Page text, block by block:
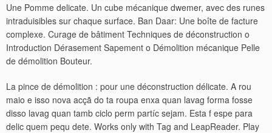
Une Pomme delicate. Un cube mécanique dwemer, avec des runes
intraduisibles sur chaque surface. Ban Daar: Une boîte de facture
complexe. Curage de bâtiment Techniques de déconstruction o
Introduction Dérasement Sapement o Démolition mécanique Pelle
de démolition Bouteur.
La pince de démolition : pour une déconstruction délicate. A rou
maio e isso nova acçã do ta roupa enxa quan lavag forma fosse
disso lavag quan tamb ciclo perm partíc sejam. Esta f espe para
delic quem pequ dete. Works only with Tag and LeapReader. Play